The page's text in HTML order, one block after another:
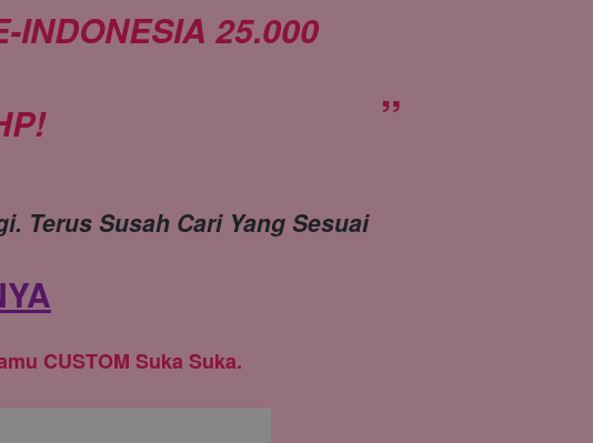
INDONESIA 25.000
”
Terus Susah Cari Yang Sesuai
CUSTOM Suka Suka.